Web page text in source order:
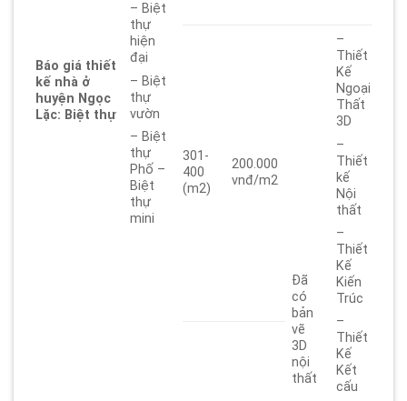
Báo giá thiết
kế nhà ở
huyện Ngọc
Lặc: Biệt thự
– Biệt
thự
hiện
đại
– Biệt
thự
vườn
– Biệt
thự
Phố –
Biệt
thự
mini
301-
400
(m2)
200.000
vnđ/m2
Đã
có
bản
vẽ
3D
nội
thất
–
Thiết
Kế
Ngoại
Thất
3D
–
Thiết
kế
Nội
thất
–
Thiết
Kế
Kiến
Trúc
–
Thiết
Kế
Kết
cấu